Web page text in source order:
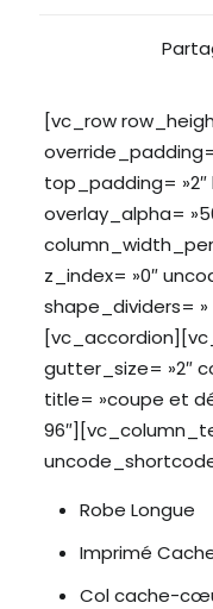
[vc_row
top_padding=
overlay_alpha=
z_index= »0″
shape_dividers= »
gutter_size= »2″
title= »coupe et
Robe Longue
Imprimé
Col cache-